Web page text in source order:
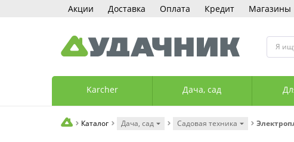
Акции Доставка Оплата Кредит Магазины
Я
Karcher Дача, сад
Каталог Дача, сад Садовая техника